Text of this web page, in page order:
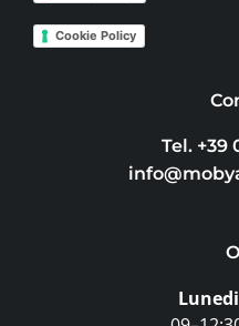
Cookie Policy
Tel. +39